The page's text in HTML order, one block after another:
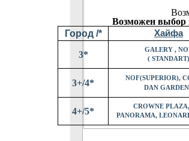
Возможен выбор
Хайфа
Город /*
GALERY ,
( STANDART)
3*
NOF(SUPERIOR),
DAN
3+/4*
CROWNE
PANORAMA,
4+/5*